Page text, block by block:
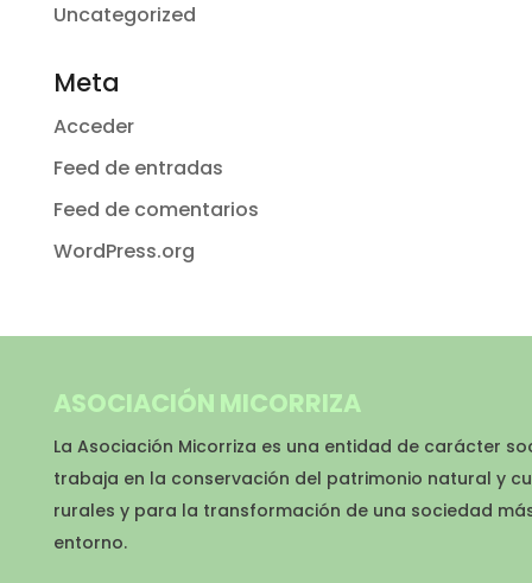
Uncategorized
Meta
Acceder
Feed de entradas
Feed de comentarios
WordPress.org
ASOCIACIÓN MICORRIZA
La Asociación Micorriza es una entidad de carácter
trabaja en la conservación del patrimonio natural y
rurales y para la transformación de una sociedad
entorno.